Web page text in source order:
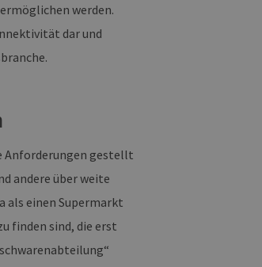
werden.
dar und
Anforderungen gestellt
andere über weite
als einen Supermarkt
finden sind, die erst